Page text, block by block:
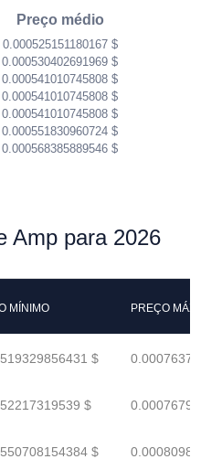
Preço médio
0.000525151180167 $
0.000530402691969 $
0.000541010745808 $
0.000541010745808 $
0.000541010745808 $
0.000551830960724 $
0.000568385889546 $
Amp para 2026
MÍNIMO PREÇO
$
$
$